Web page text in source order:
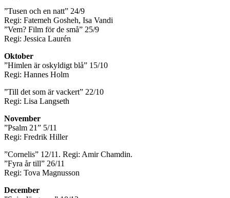
”Tusen och en natt” 24/9
Regi: Fatemeh Gosheh, Isa Vandi
”Vem? Film för de små” 25/9
Regi: Jessica Laurén
Oktober
”Himlen är oskyldigt blå” 15/10
Regi: Hannes Holm
”Till det som är vackert” 22/10
Regi: Lisa Langseth
November
”Psalm 21” 5/11
Regi: Fredrik Hiller
”Cornelis” 12/11. Regi: Amir Chamdin.
”Fyra år till” 26/11
Regi: Tova Magnusson
December